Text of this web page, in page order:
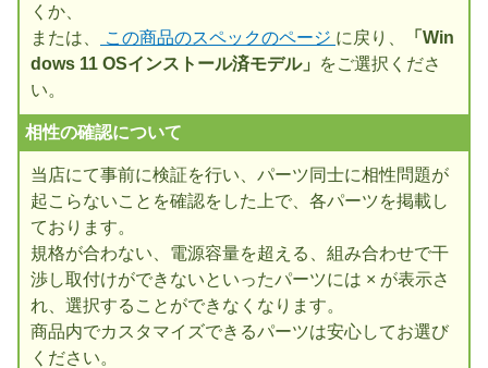
くか、
または、
この商品のスペックのページ に戻り、
「Win
dows 11 OSインストール済モデル」
をご選択くださ
い。
相性の確認について
当店にて事前に検証を行い、パーツ同士に相性問題が
起こらないことを確認をした上で、各パーツを掲載し
ております。
規格が合わない、電源容量を超える、組み合わせで干
渉し取付けができないといったパーツには × が表示さ
れ、選択することができなくなります。
商品内でカスタマイズできるパーツは安心してお選び
ください。